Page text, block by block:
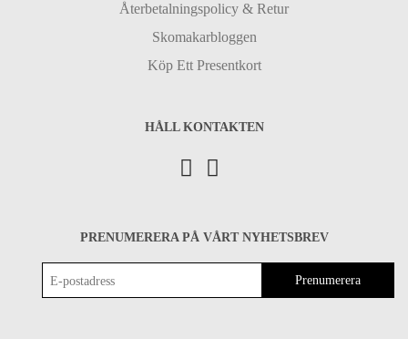
Återbetalningspolicy & Retur
Skomakarbloggen
Köp Ett Presentkort
HÅLL KONTAKTEN
PRENUMERERA PÅ VÅRT NYHETSBREV